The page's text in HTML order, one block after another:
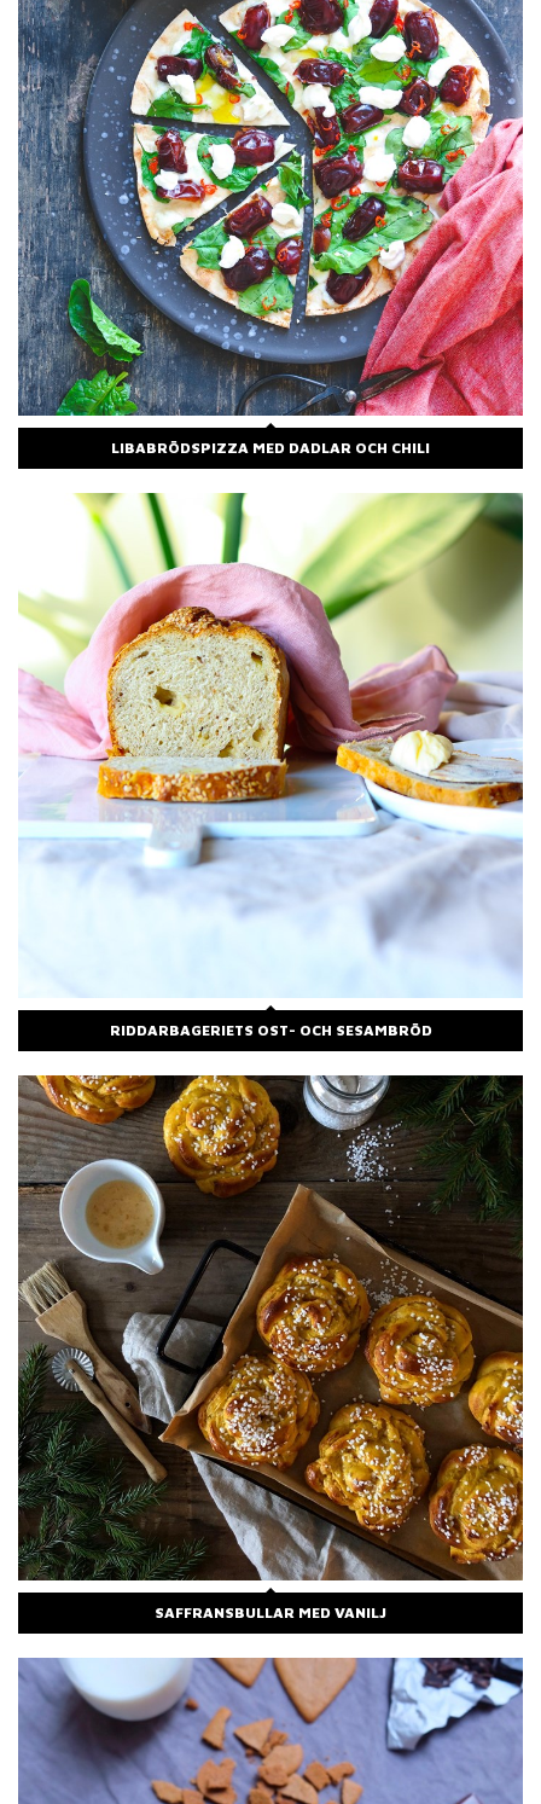
LIBABRÖDSPIZZA MED DADLAR OCH CHILI
RIDDARBAGERIETS OST- OCH SESAMBRÖD
SAFFRANSBULLAR MED VANILJ